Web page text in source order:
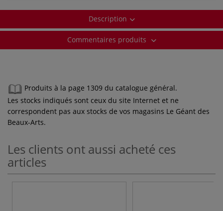
Description
Commentaires produits
Produits à la page 1309 du catalogue général.
Les stocks indiqués sont ceux du site Internet et ne
correspondent pas aux stocks de vos magasins Le Géant des
Beaux-Arts.
Les clients ont aussi acheté ces
articles